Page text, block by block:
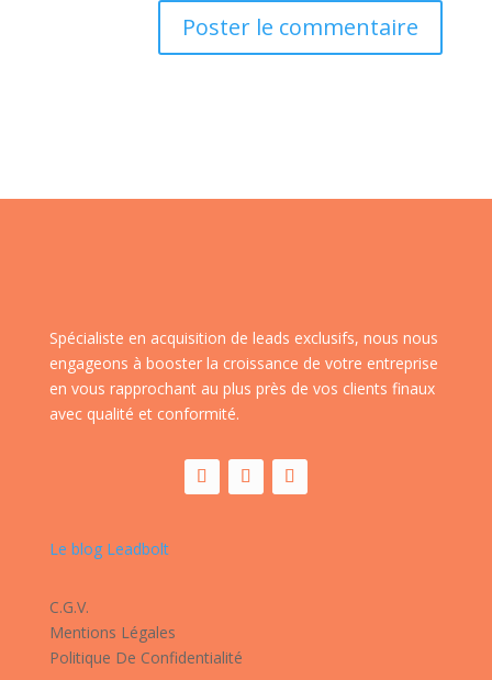
Spécialiste en acquisition de leads exclusifs, nous nous
engageons à booster la croissance de votre entreprise
en vous rapprochant au plus près de vos clients finaux
avec qualité et conformité.
Le blog Leadbolt
C.G.V.
Mentions Légales
Politique De Confidentialité